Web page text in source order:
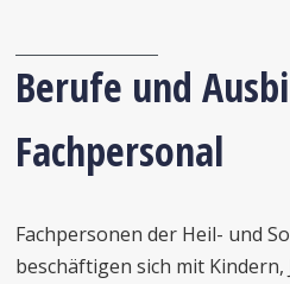
Berufe und
Fachpersonal
Fachpersonen der Heil- und
beschäftigen sich mit Kindern,